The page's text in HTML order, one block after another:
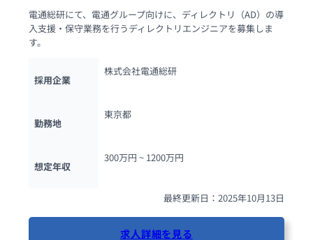
電通総研にて、電通グループ向けに、ディレクトリ（AD）の導
入支援・保守業務を行うディレクトリエンジニアを募集しま
す。
採用企業
株式会社電通総研
勤務地
東京都
想定年収
300万円 ~ 1200万円
最終更新日：2025年10月13日
求人詳細を見る